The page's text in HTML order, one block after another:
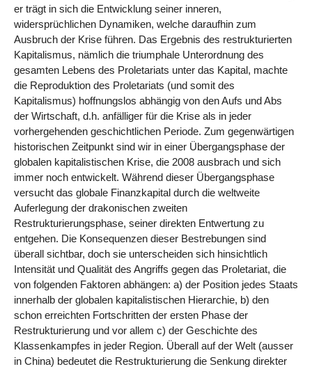
er trägt in sich die Entwicklung seiner inneren,
widersprüchlichen Dynamiken, welche daraufhin zum
Ausbruch der Krise führen. Das Ergebnis des restrukturierten
Kapitalismus, nämlich die triumphale Unterordnung des
gesamten Lebens des Proletariats unter das Kapital, machte
die Reproduktion des Proletariats (und somit des
Kapitalismus) hoffnungslos abhängig von den Aufs und Abs
der Wirtschaft, d.h. anfälliger für die Krise als in jeder
vorhergehenden geschichtlichen Periode. Zum gegenwärtigen
historischen Zeitpunkt sind wir in einer Übergangsphase der
globalen kapitalistischen Krise, die 2008 ausbrach und sich
immer noch entwickelt. Während dieser Übergangsphase
versucht das globale Finanzkapital durch die weltweite
Auferlegung der drakonischen zweiten
Restrukturierungsphase, seiner direkten Entwertung zu
entgehen. Die Konsequenzen dieser Bestrebungen sind
überall sichtbar, doch sie unterscheiden sich hinsichtlich
Intensität und Qualität des Angriffs gegen das Proletariat, die
von folgenden Faktoren abhängen: a) der Position jedes Staats
innerhalb der globalen kapitalistischen Hierarchie, b) den
schon erreichten Fortschritten der ersten Phase der
Restrukturierung und vor allem c) der Geschichte des
Klassenkampfes in jeder Region. Überall auf der Welt (ausser
in China) bedeutet die Restrukturierung die Senkung direkter